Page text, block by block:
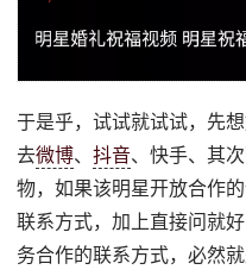
于是乎，试试就试试，先
去微博、抖音、快手、其
物，如果该明星开放合作
联系方式，加上直接问就
务合作的联系方式，必然